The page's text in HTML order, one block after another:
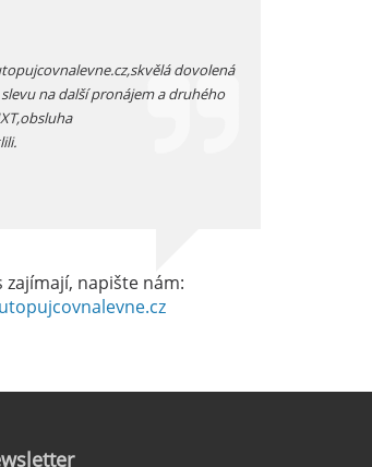
dovolená
na další pronájem a druhého
zajímají, napište nám: